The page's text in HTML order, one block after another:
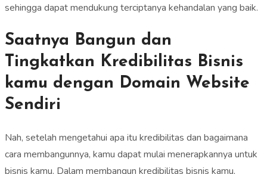
sehingga dapat mendukung terciptanya kehandalan yang baik.
Saatnya Bangun dan
Tingkatkan Kredibilitas Bisnis
kamu dengan Domain Website
Sendiri
Nah, setelah mengetahui apa itu kredibilitas dan bagaimana
cara membangunnya, kamu dapat mulai menerapkannya untuk
bisnis kamu. Dalam membangun kredibilitas bisnis kamu,